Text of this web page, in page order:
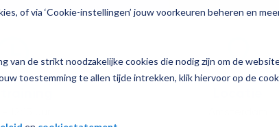
of via ‘Cookie-instellingen’ jouw voorkeuren beheren en
van de strikt noodzakelijke cookies die nodig zijn om de
toestemming te allen tijde intrekken, klik hiervoor op de